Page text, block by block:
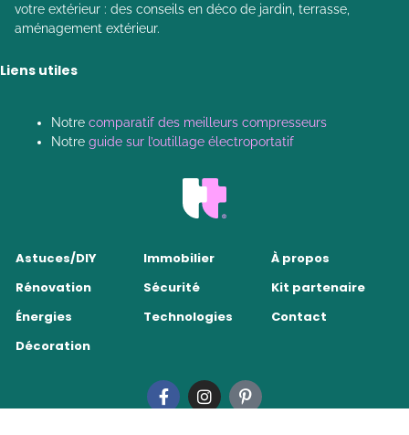
votre extérieur : des conseils en déco de jardin, terrasse,
aménagement extérieur.
Liens utiles
Notre comparatif des meilleurs compresseurs
Notre guide sur l’outillage électroportatif
Astuces/DIY
Rénovation
Énergies
Décoration
Immobilier
Sécurité
Technologies
À propos
Kit partenaire
Contact